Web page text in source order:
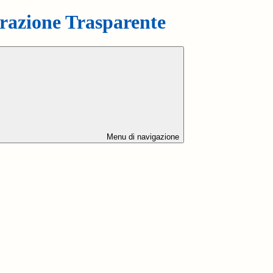
Trasparente
Menu di navigazione